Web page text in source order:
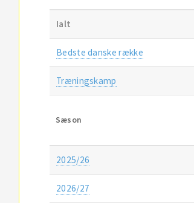
Ialt
Bedste danske række
Træningskamp
Sæson
2025/26
2026/27